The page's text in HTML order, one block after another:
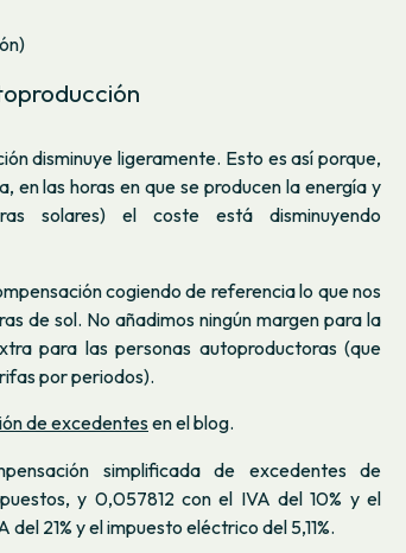
disminuye ligeramente. Esto es así porque,
en las horas en que se producen la energía y
solares) el coste está disminuyendo
cogiendo de referencia lo que nos
de sol. No añadimos ningún margen para la
para las personas autoproductoras (que
por periodos).
de excedentesen el blog.
simplificada de excedentes de
y 0,057812 con el IVA del 10% y el
21% y el impuesto eléctrico del 5,11%.